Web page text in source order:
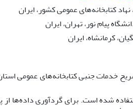
کتابخانه‌های عمومی کشور، ایران
پیام نور، تهران، ایران
کرمانشاه، ایران
خدمات جنبی کتابخانه‌‌های عمومی
شده است. برای گردآوری داده‌‌ها